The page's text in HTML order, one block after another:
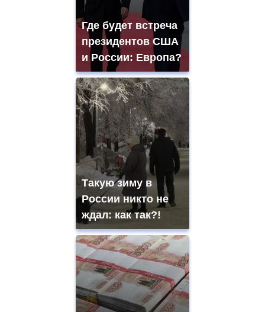
Где будет встреча
президентов США
и России: Европа?
Такую зиму в
России никто не
ждал: как так?!